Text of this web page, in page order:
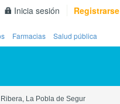
Inicia sesión Registrarse
Farmacias Salud pública
La Pobla de Segur